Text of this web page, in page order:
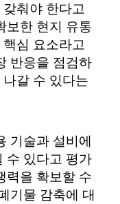
춰야 한다고
보한 현지 유통
심 요소라고
반응을 점검하
갈 수 있다는
기술과 설비에
수 있다고 평가
력을 확보할 수
기물 감축에 대